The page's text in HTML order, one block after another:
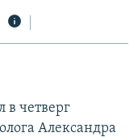
в четверг
Александра